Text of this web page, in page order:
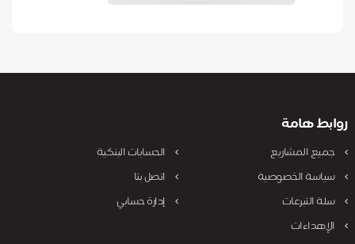
روابط هامة
جميع المشاريع
الحسابات البنكية
سياسة الخصوصية
اتصل بنا
سلة التبرعات
إدارة حسابي
الإهداءات